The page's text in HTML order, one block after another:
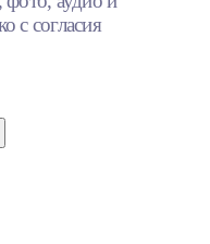
с согласия